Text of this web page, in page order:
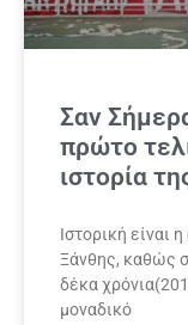
Σαν
πρώτο
ιστορία
Ιστορική είναι
Ξάνθης, καθώς
δέκα
μοναδικό